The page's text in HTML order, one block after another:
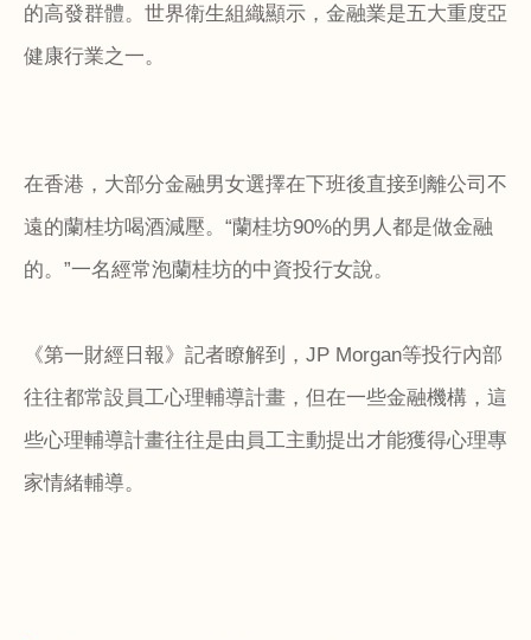
的高發群體。世界衛生組織顯示，金融業是五大重度亞
健康行業之一。
在香港，大部分金融男女選擇在下班後直接到離公司不
遠的蘭桂坊喝酒減壓。“蘭桂坊90%的男人都是做金融
的。”一名經常泡蘭桂坊的中資投行女說。
《第一財經日報》記者瞭解到， JP Morgan等投行內部
往往都常設員工心理輔導計畫，但在一些金融機構，這
些心理輔導計畫往往是由員工主動提出才能獲得心理專
家情緒輔導。